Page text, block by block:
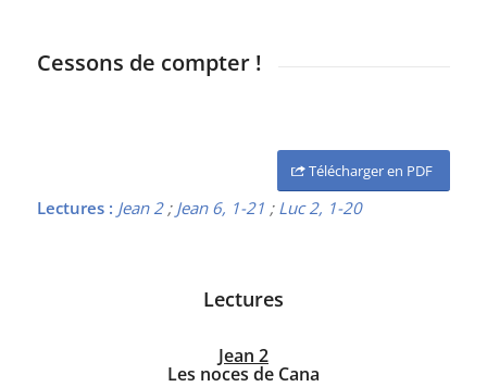
Cessons de compter !
Télécharger en PDF
Lectures : Jean 2; Jean 6, 1-21 ; Luc 2, 1-20
Lectures
Jean 2
Les noces de Cana